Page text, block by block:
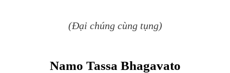
(Đại chúng cùng tụng)
Namo Tassa Bhagavato